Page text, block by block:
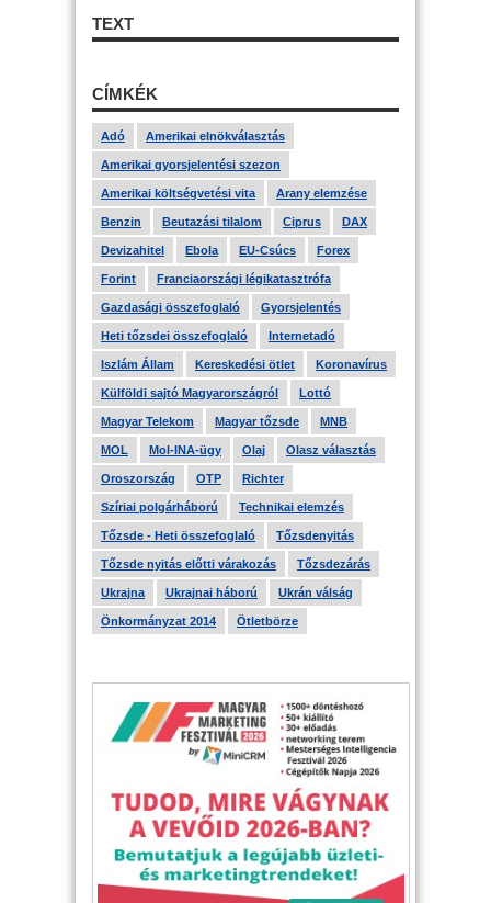
TEXT
CÍMKÉK
Adó Amerikai elnökválasztás
Amerikai gyorsjelentési szezon
Amerikai költségvetési vita Arany elemzése
Benzin Beutazási tilalom Ciprus DAX
Devizahitel Ebola EU-Csúcs Forex
Forint Franciaországi légikatasztrófa
Gazdasági összefoglaló Gyorsjelentés
Heti tőzsdei összefoglaló Internetadó
Iszlám Állam Kereskedési ötlet Koronavírus
Külföldi sajtó Magyarországról Lottó
Magyar Telekom Magyar tőzsde MNB
MOL Mol-INA-ügy Olaj Olasz választás
Oroszország OTP Richter
Szíriai polgárháború Technikai elemzés
Tőzsde - Heti összefoglaló Tőzsdenyitás
Tőzsde nyitás előtti várakozás Tőzsdezárás
Ukrajna Ukrajnai háború Ukrán válság
Önkormányzat 2014 Ötletbörze